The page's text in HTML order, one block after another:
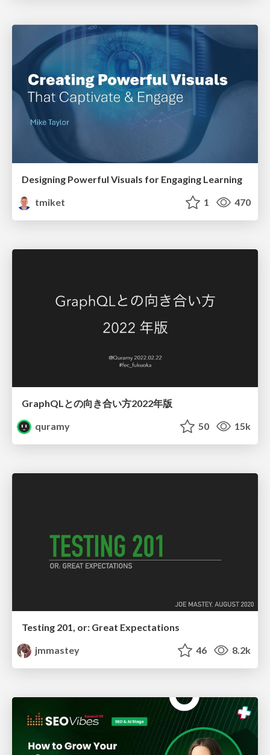
Designing Powerful Visuals for Engaging Learning
tmiket
1 470
GraphQLとの向き合い方2022年版
quramy
50 15k
Testing 201, or: Great Expectations
jmmastey
46 8.2k